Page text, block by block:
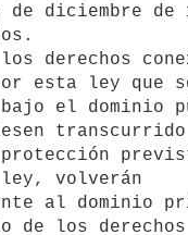
de diciembre de
derechos
esta ley que
bajo el dominio
volverán
al dominio
de los derechos